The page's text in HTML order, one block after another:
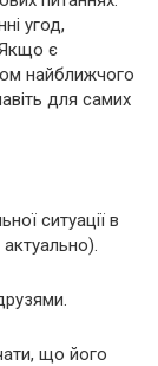
угод,
Якщо є
найближчого
для самих
ситуації в
що його